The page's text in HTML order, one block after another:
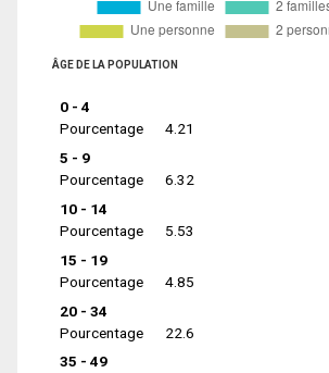
ÂGE DE LA POPULATION
0 - 4
Pourcentage
4.21
5 - 9
Pourcentage
6.32
10 - 14
Pourcentage
5.53
15 - 19
Pourcentage
4.85
20 - 34
Pourcentage
22.6
35 - 49